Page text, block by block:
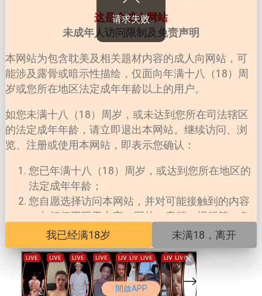
開啟APP
这是个成人网站
未成年人访问限制及免责声明
本网站为包含耽美及相关题材内容的成人向网站，可
能涉及露骨或暗示性描绘，仅面向年满十八（18）周
岁或您所在地区法定成年年龄以上的用户。
如您未满十八（18）周岁，或未达到您所在司法辖区
的法定成年年龄，请立即退出本网站。继续访问、浏
览、注册或使用本网站，即表示您确认：
您已年满十八（18）周岁，或达到您所在地区的
法定成年年龄；
您自愿选择访问本网站，并对可能接触到的内容
（包括但不限于文字、图片、音频、视频等）负
责；
您所在地区法律允许您访问此类内容；
本网站对未成年人擅自访问所产生的一切法律后
果不承担任何责任。
我已经满18岁 未满18，离开
×
请求失败